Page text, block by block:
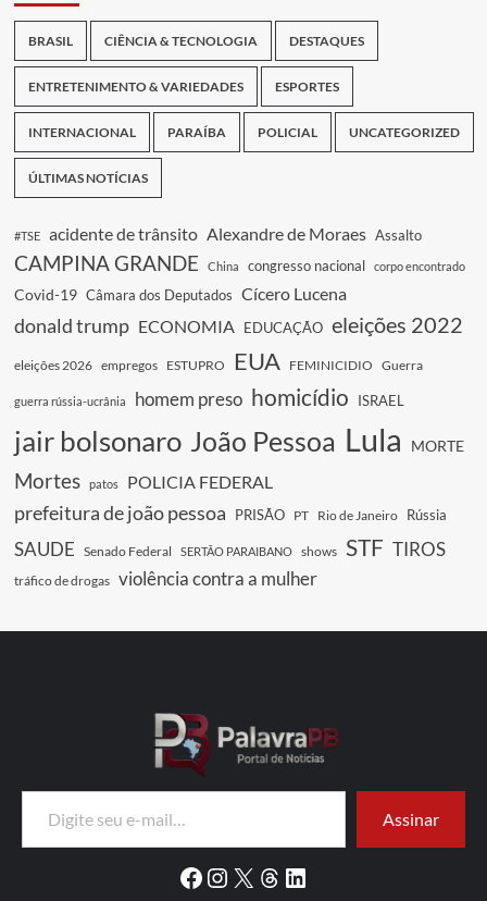
BRASIL CIÊNCIA & TECNOLOGIA DESTAQUES
ENTRETENIMENTO & VARIEDADES ESPORTES
INTERNACIONAL PARAÍBA POLICIAL UNCATEGORIZED
ÚLTIMAS NOTÍCIAS
#TSE acidente de trânsito Alexandre de Moraes Assalto
CAMPINA GRANDE China congresso nacional corpo encontrado
Covid-19 Câmara dos Deputados Cícero Lucena
donald trump ECONOMIA EDUCAÇÃO eleições 2022
eleições 2026 empregos ESTUPRO EUA FEMINICIDIO Guerra
guerra rússia-ucrânia homem preso homicídio ISRAEL
jair bolsonaro João Pessoa Lula MORTE
Mortes patos POLICIA FEDERAL
prefeitura de joão pessoa PRISÃO PT Rio de Janeiro Rússia
SAUDE Senado Federal SERTÃO PARAIBANO shows STF TIROS
tráfico de drogas violência contra a mulher
Digite seu e-mail…
Assinar
Facebook
Instagram
X Threads
LinkedIn